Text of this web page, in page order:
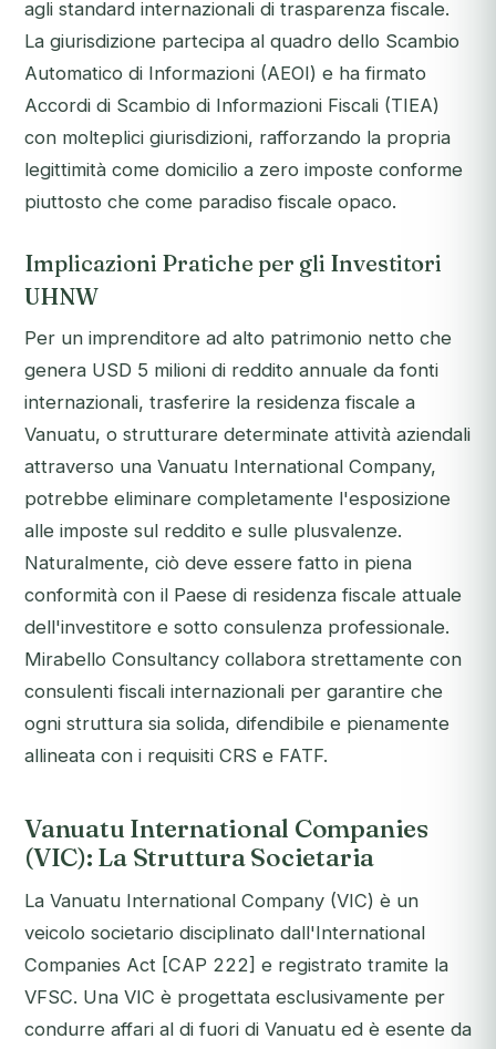
agli standard internazionali di trasparenza fiscale.
La giurisdizione partecipa al quadro dello Scambio
Automatico di Informazioni (AEOI) e ha firmato
Accordi di Scambio di Informazioni Fiscali (TIEA)
con molteplici giurisdizioni, rafforzando la propria
legittimità come domicilio a zero imposte conforme
piuttosto che come paradiso fiscale opaco.
Implicazioni Pratiche per gli Investitori
UHNW
Per un imprenditore ad alto patrimonio netto che
genera USD 5 milioni di reddito annuale da fonti
internazionali, trasferire la residenza fiscale a
Vanuatu, o strutturare determinate attività aziendali
attraverso una Vanuatu International Company,
potrebbe eliminare completamente l'esposizione
alle imposte sul reddito e sulle plusvalenze.
Naturalmente, ciò deve essere fatto in piena
conformità con il Paese di residenza fiscale attuale
dell'investitore e sotto consulenza professionale.
Mirabello Consultancy collabora strettamente con
consulenti fiscali internazionali per garantire che
ogni struttura sia solida, difendibile e pienamente
allineata con i requisiti CRS e FATF.
Vanuatu International Companies
(VIC): La Struttura Societaria
La Vanuatu International Company (VIC) è un
veicolo societario disciplinato dall'International
Companies Act [CAP 222] e registrato tramite la
VFSC. Una VIC è progettata esclusivamente per
condurre affari al di fuori di Vanuatu ed è esente da